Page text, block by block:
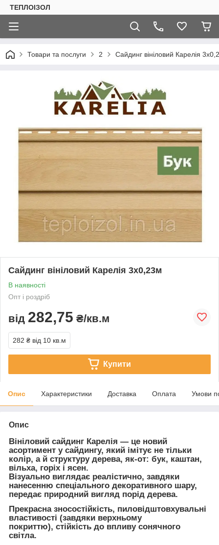
ТЕПЛОIЗОЛ
Товари та послуги 2 Сайдинг вініловий Карелія
Сайдинг вініловий Карелія 3х0,23м
В наявності
Опт і роздріб
від 282,75 ₴/кв.м
282 ₴ від 10 кв.м
Купити
Опис Характеристики Доставка Оплата Умови
Опис
Вініловий сайдинг Карелія — це новий
асортимент у сайдингу, який імітує не тільки
колір, а й структуру дерева, як-от: бук, каштан,
вільха, горіх і ясен.
Візуально виглядає реалістично, завдяки
нанесенню спеціального декоративного шару,
передає природний вигляд порід дерева.
Прекрасна зносостійкість, пиловідштовхувальні
властивості (завдяки верхньому
покриттю), стійкість до впливу сонячного
світла.